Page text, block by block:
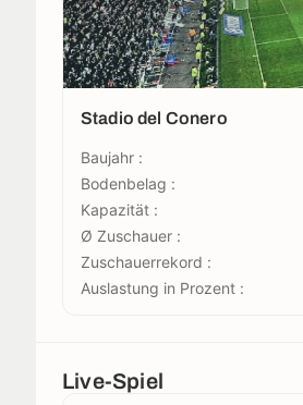
Stadio del Conero
Baujahr :
Bodenbelag :
Kapazität :
Ø Zuschauer :
Zuschauerrekord :
Auslastung in Prozent :
Live-Spiel